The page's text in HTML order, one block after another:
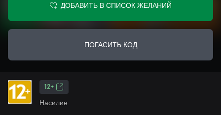
ДОБАВИТЬ В СПИСОК ЖЕЛАНИЙ
ПОГАСИТЬ КОД
12+
Насилие